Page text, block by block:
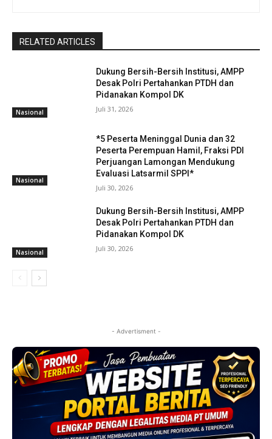
RELATED ARTICLES
Nasional
Dukung Bersih-Bersih Institusi, AMPP
Desak Polri Pertahankan PTDH dan
Pidanakan Kompol DK
Juli 31, 2026
Nasional
*5 Peserta Meninggal Dunia dan 32
Peserta Perempuan Hamil, Fraksi PDI
Perjuangan Lamongan Mendukung
Evaluasi Latsarmil SPPI*
Juli 30, 2026
Nasional
Dukung Bersih-Bersih Institusi, AMPP
Desak Polri Pertahankan PTDH dan
Pidanakan Kompol DK
Juli 30, 2026
- Advertisment -